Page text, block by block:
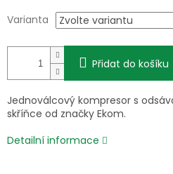
Varianta
Přidat do košíku
Jednoválcový kompresor s
skříňce od značky Ekom.
Detailní informace